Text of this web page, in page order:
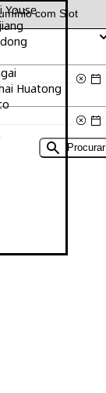
Youse
Huatong
Procurar